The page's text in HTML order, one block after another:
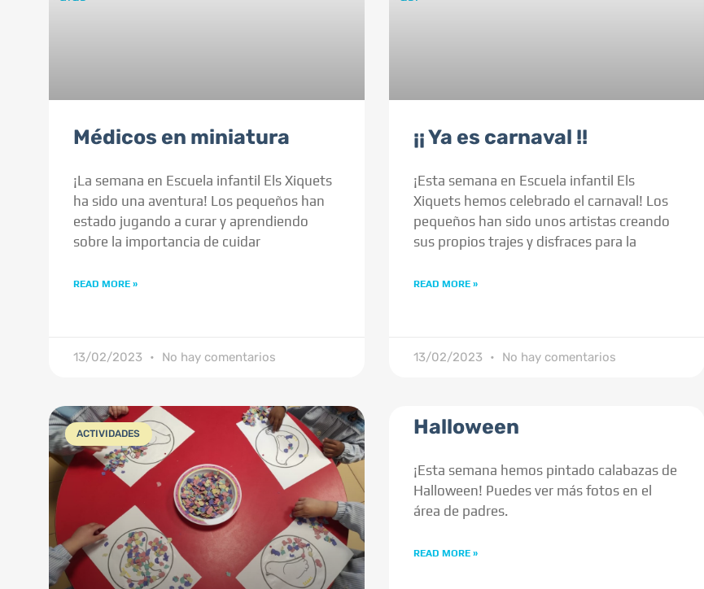
Médicos en miniatura
¡La semana en Escuela infantil Els Xiquets
ha sido una aventura! Los pequeños han
estado jugando a curar y aprendiendo
sobre la importancia de cuidar
READ MORE »
13/02/2023 No hay comentarios
¡¡ Ya es carnaval !!
¡Esta semana en Escuela infantil Els
Xiquets hemos celebrado el carnaval! Los
pequeños han sido unos artistas creando
sus propios trajes y disfraces para la
READ MORE »
13/02/2023 No hay comentarios
ACTIVIDADES Halloween
¡Esta semana hemos pintado calabazas de
Halloween! Puedes ver más fotos en el
área de padres.
READ MORE »